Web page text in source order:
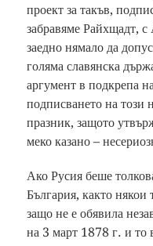
проект за такъв,
забравяме Райхщадт,
заедно нямало да
голяма славянска
аргумент в подкрепа
подписването на този
празник, защото
меко казано –
Ако Русия беше
България, както някои
защо не е обявила
на 3 март 1878 г. и то